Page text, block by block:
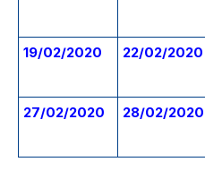
19/02/2020 22/02/2020
27/02/2020 28/02/2020